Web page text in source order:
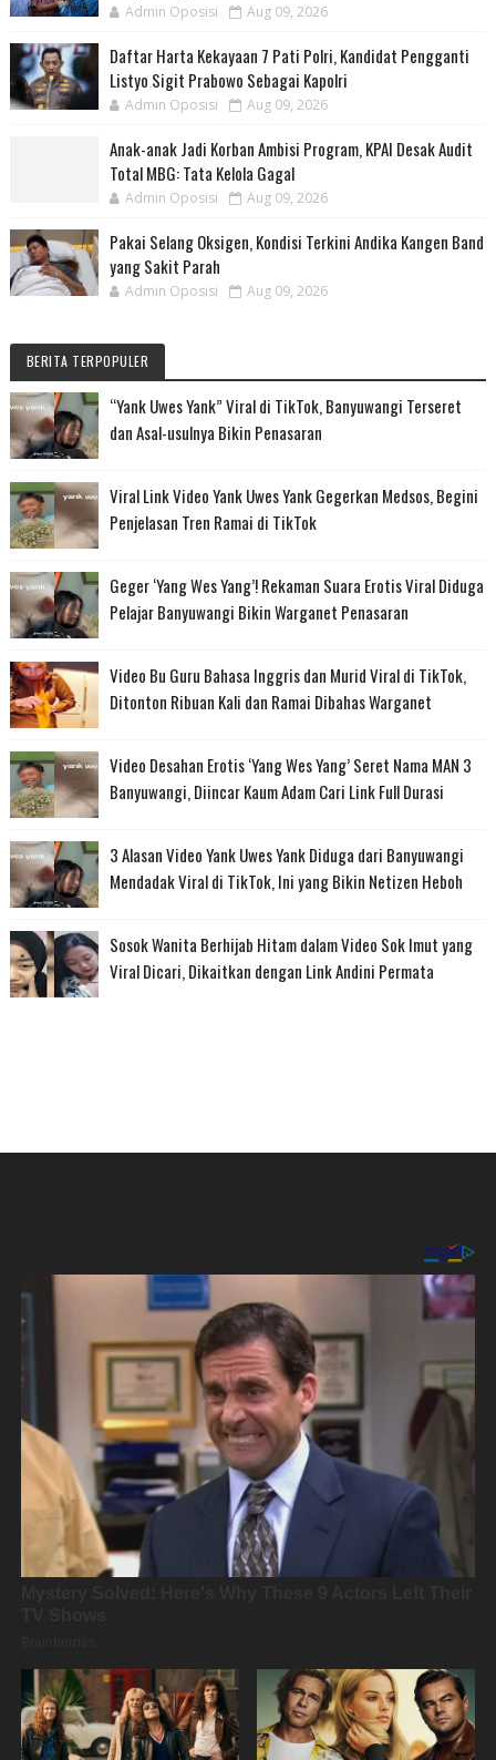
Admin Oposisi Aug 09, 2026
Daftar Harta Kekayaan 7 Pati Polri, Kandidat Pengganti
Listyo Sigit Prabowo Sebagai Kapolri
Admin Oposisi Aug 09, 2026
Anak-anak Jadi Korban Ambisi Program, KPAI Desak Audit
Total MBG: Tata Kelola Gagal
Admin Oposisi Aug 09, 2026
Pakai Selang Oksigen, Kondisi Terkini Andika Kangen Band
yang Sakit Parah
Admin Oposisi Aug 09, 2026
BERITA TERPOPULER
“Yank Uwes Yank” Viral di TikTok, Banyuwangi Terseret
dan Asal-usulnya Bikin Penasaran
Viral Link Video Yank Uwes Yank Gegerkan Medsos, Begini
Penjelasan Tren Ramai di TikTok
Geger ‘Yang Wes Yang’! Rekaman Suara Erotis Viral Diduga
Pelajar Banyuwangi Bikin Warganet Penasaran
Video Bu Guru Bahasa Inggris dan Murid Viral di TikTok,
Ditonton Ribuan Kali dan Ramai Dibahas Warganet
Video Desahan Erotis ‘Yang Wes Yang’ Seret Nama MAN 3
Banyuwangi, Diincar Kaum Adam Cari Link Full Durasi
3 Alasan Video Yank Uwes Yank Diduga dari Banyuwangi
Mendadak Viral di TikTok, Ini yang Bikin Netizen Heboh
Sosok Wanita Berhijab Hitam dalam Video Sok Imut yang
Viral Dicari, Dikaitkan dengan Link Andini Permata